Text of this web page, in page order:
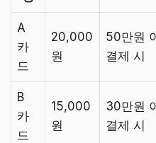
A
카
드
20,000
원
50만원
결제 시
B
카
드
15,000
원
30만원
결제 시